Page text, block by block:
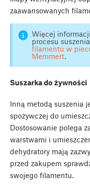
zaawansowanych
Więcej
procesu
filamentu w
Memmert.
Suszarka do żywności
Inną metodą suszenia
spożywczej do
Dostosowanie polega
warstwami i
dehydratory mają
przed zakupem
swojego filamentu.